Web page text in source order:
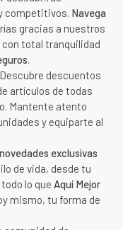
competitivos. Navega
gracias a nuestros
total tranquilidad
.
descuentos
artículos de todas
Mantente atento
y equiparte al
novedades exclusivas
de vida, desde tu
lo que Aquí Mejor
mismo, tu forma de